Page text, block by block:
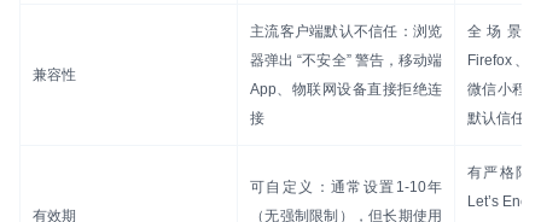
兼容性
主流客户端默认不信任：浏览
器弹出 “不安全” 警告，移动端
App、物联网设备直接拒绝连
接
全场景
Firefox、
微信小程
默认信任
有效期
可自定义：通常设置1-10年
（无强制限制），但长期使用
有严格限
Let’s